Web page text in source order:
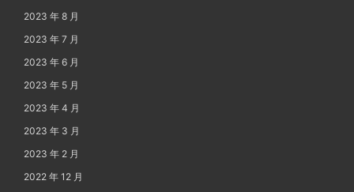
2023 年 8 月
2023 年 7 月
2023 年 6 月
2023 年 5 月
2023 年 4 月
2023 年 3 月
2023 年 2 月
2022 年 12 月